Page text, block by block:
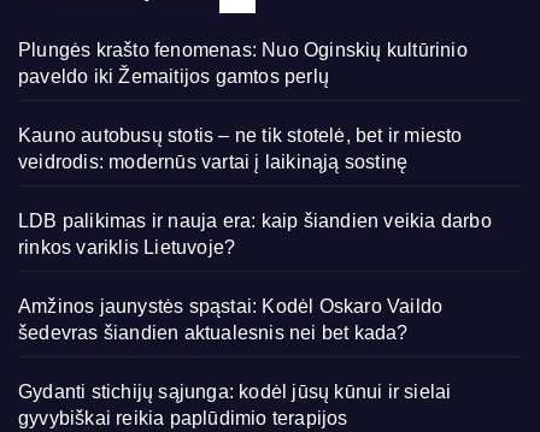
Plungės krašto fenomenas: Nuo Oginskių kultūrinio
paveldo iki Žemaitijos gamtos perlų
Kauno autobusų stotis – ne tik stotelė, bet ir miesto
veidrodis: modernūs vartai į laikinąją sostinę
LDB palikimas ir nauja era: kaip šiandien veikia darbo
rinkos variklis Lietuvoje?
Amžinos jaunystės spąstai: Kodėl Oskaro Vaildo
šedevras šiandien aktualesnis nei bet kada?
Gydanti stichijų sąjunga: kodėl jūsų kūnui ir sielai
gyvybiškai reikia paplūdimio terapijos